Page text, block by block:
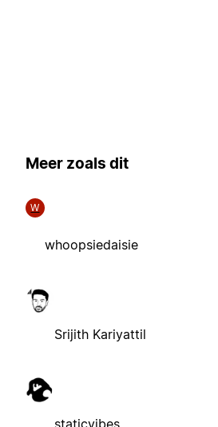
Meer zoals dit
W
whoopsiedaisie
Srijith Kariyattil
staticvibes